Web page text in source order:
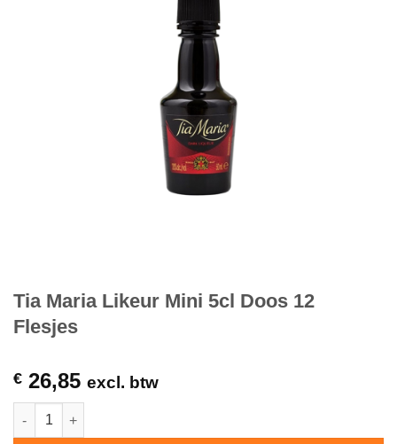
Tia Maria Likeur Mini 5cl Doos 12
Flesjes
€ 26,85 excl. btw
Tia Maria Likeur Mini 5cl Doos 12 Flesjes hoeveelheid